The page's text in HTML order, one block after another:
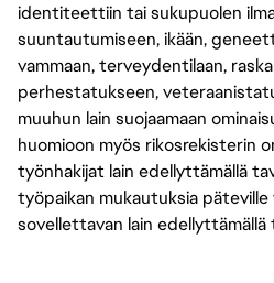
identiteettiin tai sukupuolen
suuntautumiseen, ikään,
vammaan, terveydentilaan,
perhestatukseen,
muuhun lain suojaamaan
huomioon myös rikosrekisterin
työnhakijat lain edellyttämällä
työpaikan mukautuksia päteville
sovellettavan lain edellyttämällä